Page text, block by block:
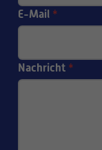
E-Mail *
Nachricht *